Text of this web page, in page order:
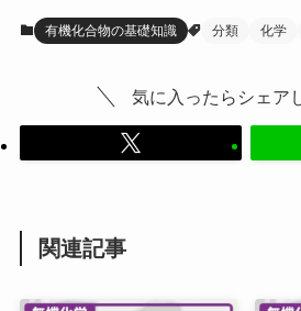
有機化合物の基礎知識 分類 化学
気に入ったらシェア
関連記事